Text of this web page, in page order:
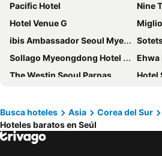
Pacific Hotel
Nine
Hotel Venue G
ibis Ambassador Seoul Myeongdong
Sotetsu
Sollago Myeongdong Hotel & Residence
Ehwa
The Westin Seoul Parnas
Hotel
Royal Hotel Seoul
Nine
Hotel Kukdo
Jongno Olive Hotel
Busca hoteles Asia Corea del Sur
Hoteles baratos en Seúl